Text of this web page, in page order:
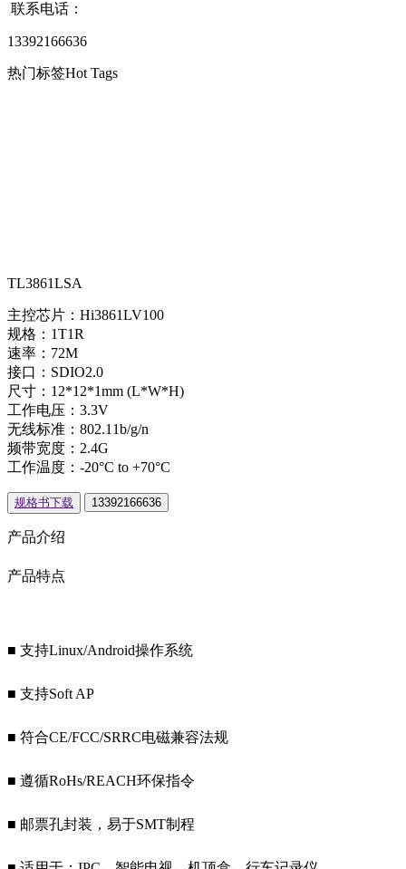
联系电话：
13392166636
热门标签Hot Tags
TL3861LSA
主控芯片：Hi3861LV100
规格：1T1R
速率：72M
接口：SDIO2.0
尺寸：12*12*1mm (L*W*H)
工作电压：3.3V
无线标准：802.11b/g/n
频带宽度：2.4G
工作温度：-20°C to +70°C
规格书下载 13392166636
产品介绍
产品特点
■ 支持Linux/Android操作系统
■ 支持Soft AP
■ 符合CE/FCC/SRRC电磁兼容法规
■ 遵循RoHs/REACH环保指令
■ 邮票孔封装，易于SMT制程